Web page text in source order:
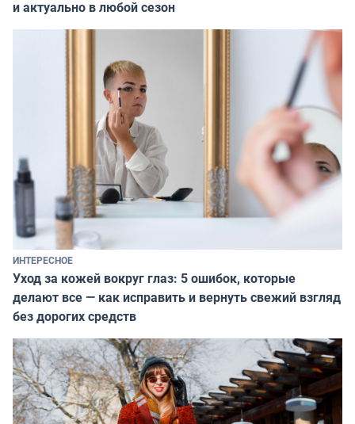
и актуально в любой сезон
ИНТЕРЕСНОЕ
Уход за кожей вокруг глаз: 5 ошибок, которые
делают все — как исправить и вернуть свежий взгляд
без дорогих средств